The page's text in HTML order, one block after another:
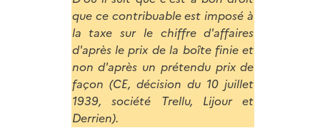
que ce contribuable est imposé à
la taxe sur le chiffre d'affaires
d'après le prix de la boîte finie et
non d'après un prétendu prix de
façon (CE, décision du 10 juillet
1939, société Trellu, Lijour et
Derrien).